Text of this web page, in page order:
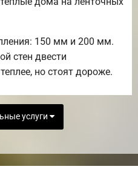
150 мм и 200 мм.
стен двести
но стоят дороже.
услуги